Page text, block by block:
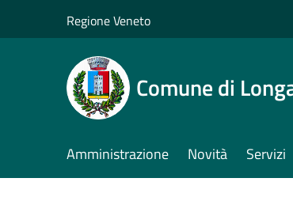
Regione Veneto
Comune di
Amministrazione Novità Servizi